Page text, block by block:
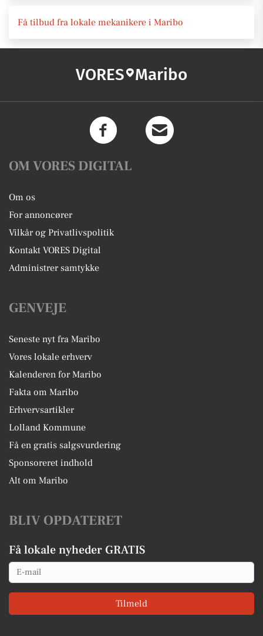
Få tilbud fra lokale mekanikere i Maribo
VORES Maribo
OM VORES DIGITAL
Om os
For annoncører
Vilkår og Privatlivspolitik
Kontakt VORES Digital
Administrer samtykke
GENVEJE
Seneste nyt fra Maribo
Vores lokale erhverv
Kalenderen for Maribo
Fakta om Maribo
Erhvervsartikler
Lolland Kommune
Få en gratis salgsvurdering
Sponsoreret indhold
Alt om Maribo
BLIV OPDATERET
Få lokale nyheder GRATIS
Email
Tilmeld